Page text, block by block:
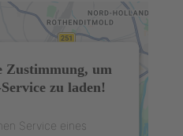
Zustimmung, um
zu laden!
Service eines